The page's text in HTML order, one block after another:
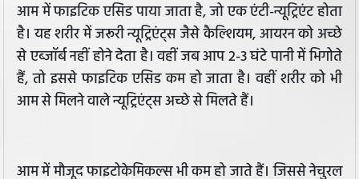
आम में फाइटिक एसिड पाया जाता है, जो एक एंटी-न्यूट्रिएंट होता
है। यह शरीर में जरूरी न्यूट्रिएंट्स जैसे कैल्शियम, आयरन को अच्छे
से एब्जॉर्ब नहीं होने देता है। वहीं जब आप 2-3 घंटे पानी में भिगोते
हैं, तो इससे फाइटिक एसिड कम हो जाता है। वहीं शरीर को भी
आम से मिलने वाले न्यूट्रिएंट्स अच्छे से मिलते हैं।
आम में मौजूद फाइटोकेमिकल्स भी कम हो जाते हैं। जिससे नेचुरल